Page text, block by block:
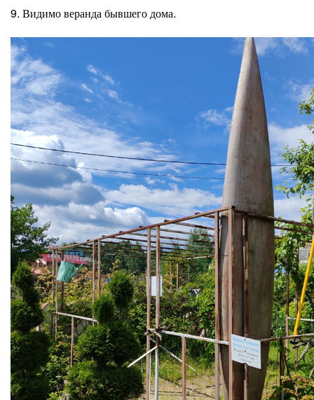
9. Видимо веранда бывшего дома.